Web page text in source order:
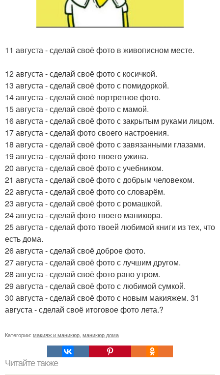
11 августа - сделай своё фото в живописном месте.
12 августа - сделай своё фото с косичкой.
13 августа - сделай своё фото с помидоркой.
14 августа - сделай своё портретное фото.
15 августа - сделай своё фото с мамой.
16 августа - сделай своё фото с закрытым руками лицом.
17 августа - сделай фото своего настроения.
18 августа - сделай своё фото с завязанными глазами.
19 августа - сделай фото твоего ужина.
20 августа - сделай своё фото с учебником.
21 августа - сделай своё фото с добрым человеком.
22 августа - сделай своё фото со словарём.
23 августа - сделай своё фото с ромашкой.
24 августа - сделай фото твоего маникюра.
25 августа - сделай фото твоей любимой книги из тех, что
есть дома.
26 августа - сделай своё доброе фото.
27 августа - сделай своё фото с лучшим другом.
28 августа - сделай своё фото рано утром.
29 августа - сделай своё фото с любимой сумкой.
30 августа - сделай своё фото с новым макияжем. 31
августа - сделай своё итоговое фото лета.?
Категории: макияж и маникюр маникюр дома
Читайте также